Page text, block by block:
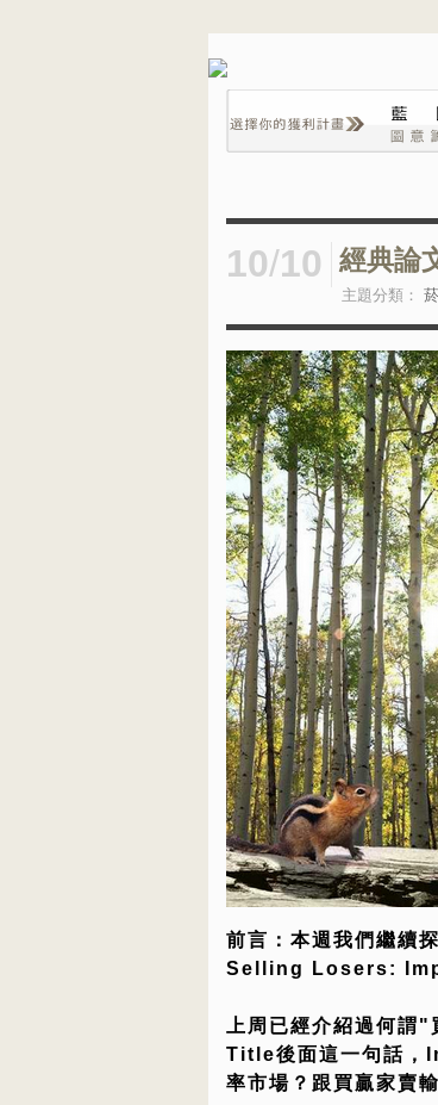
10/10 經典論
主題分類：
前言：本週我們繼
Selling Losers:
上周已經介紹過何謂
Title後面這一句話
率市場？跟買贏家賣